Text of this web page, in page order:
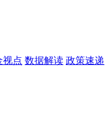
视点 数据解读 政策速递